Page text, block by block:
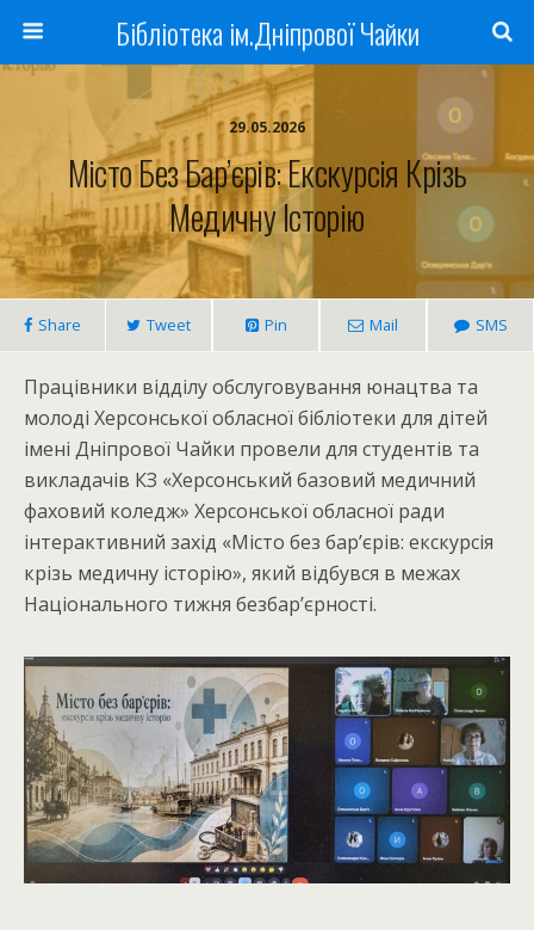
Бібліотека ім.Дніпрової Чайки
29.05.2026
Місто Без Бар’єрів: Екскурсія Крізь
Медичну Історію
Share Tweet Pin Mail SMS
Працівники відділу обслуговування юнацтва та
молоді Херсонської обласної бібліотеки для дітей
імені Дніпрової Чайки провели для студентів та
викладачів КЗ «Херсонський базовий медичний
фаховий коледж» Херсонської обласної ради
інтерактивний захід «Місто без бар’єрів: екскурсія
крізь медичну історію», який відбувся в межах
Національного тижня безбар’єрності.